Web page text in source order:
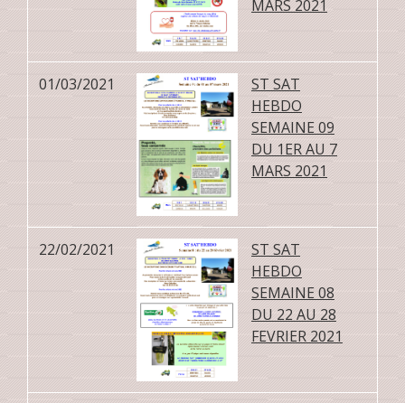
MARS 2021
01/03/2021
ST SAT
HEBDO
SEMAINE 09
DU 1ER AU 7
MARS 2021
22/02/2021
ST SAT
HEBDO
SEMAINE 08
DU 22 AU 28
FEVRIER 2021